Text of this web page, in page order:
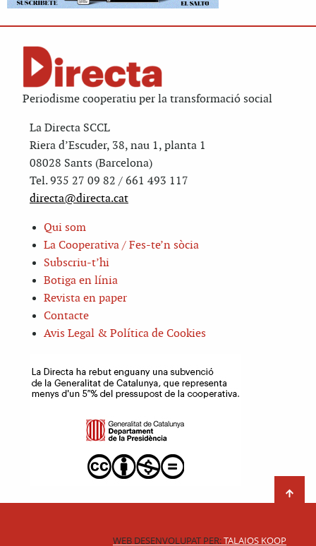
Periodisme cooperatiu per la transformació social
La Directa SCCL
Riera d’Escuder, 38, nau 1, planta 1
08028 Sants (Barcelona)
Tel. 935 27 09 82 / 661 493 117
directa@directa.cat
Qui som
La Cooperativa / Fes-te’n sòcia
Subscriu-t’hi
Botiga en línia
Revista en paper
Contacte
Avis Legal & Política de Cookies
WEB DESENVOLUPAT PER:TALAIOS KOOP